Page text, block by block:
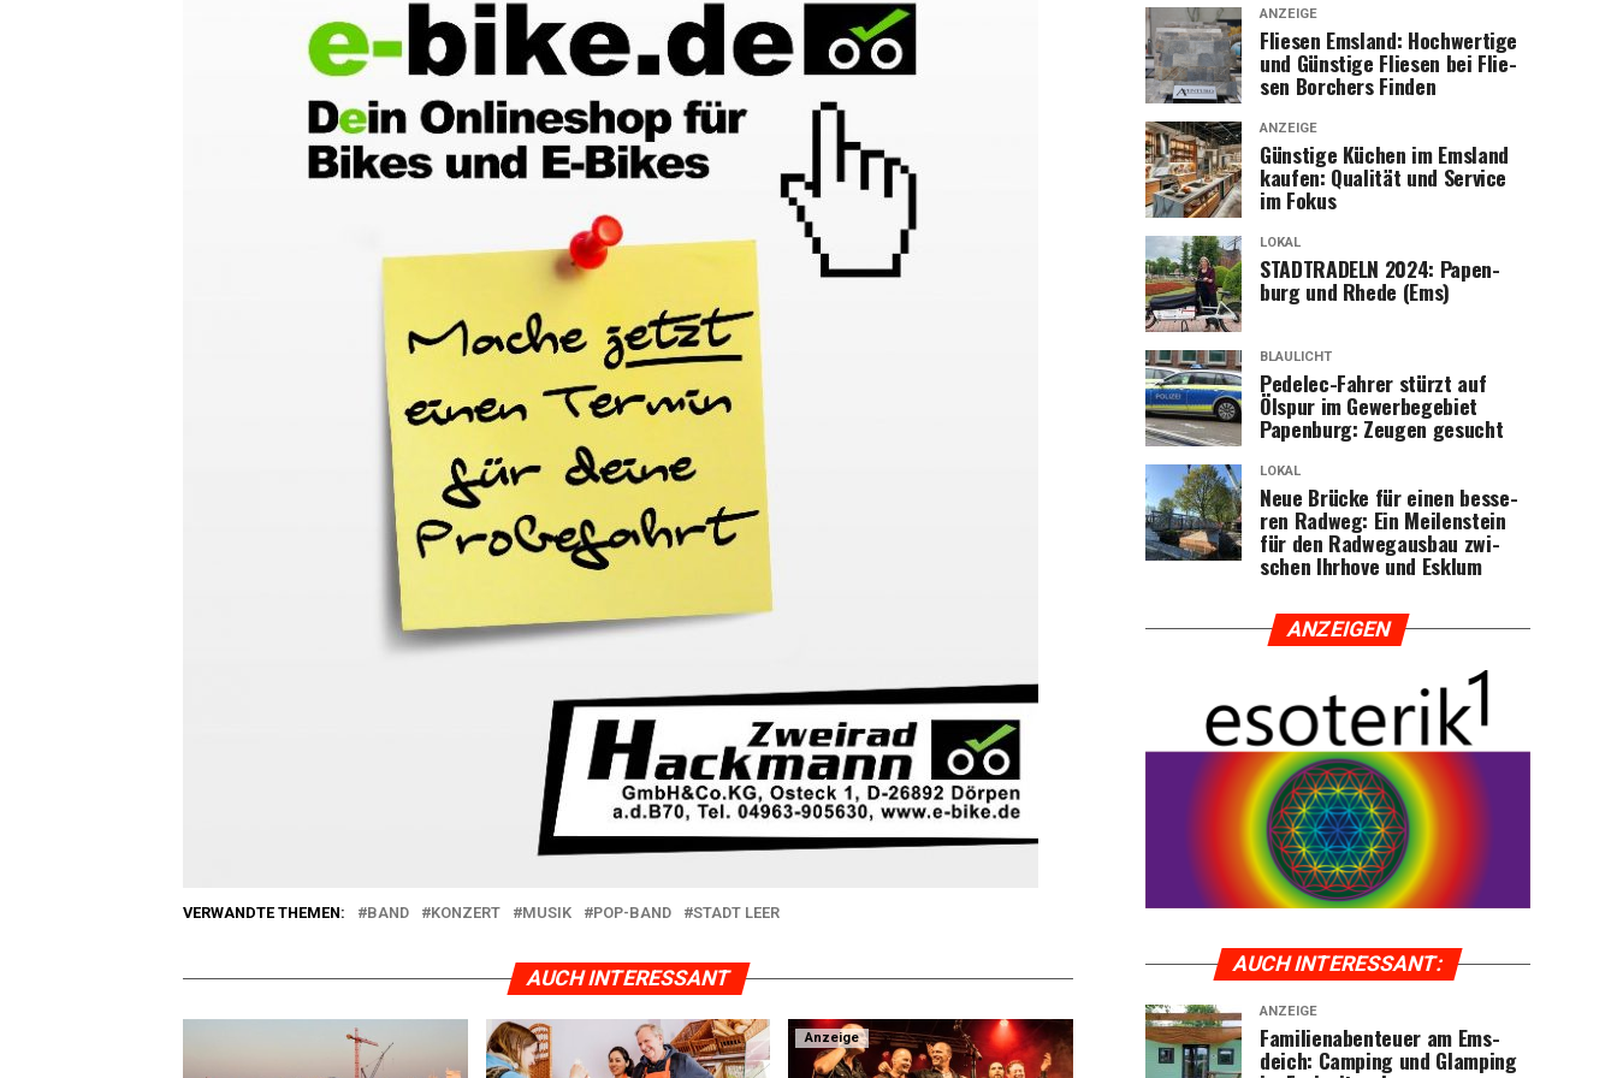
VERWANDTE THEMEN: BAND KONZERT MUSIK POP-BAND STADT LEER
AUCH INTERESSANT
Anzeige
ANZEIGE
Flie­sen Ems­land: Hoch­wer­ti­ge
und Güns­ti­ge Flie­sen bei Flie­
sen Bor­chers Finden
ANZEIGE
Güns­ti­ge Küchen im Ems­land
kau­fen: Qua­li­tät und Ser­vice
im Fokus
LOKAL
STADTRADELN 2024: Papen­
burg und Rhe­de (Ems)
BLAULICHT
Pedelec-Fah­rer stürzt auf
Ölspur im Gewer­be­ge­biet
Papen­burg: Zeu­gen gesucht
LOKAL
Neue Brü­cke für einen bes­se­
ren Rad­weg: Ein Mei­len­stein
für den Rad­weg­aus­bau zwi­
schen Ihr­ho­ve und Esklum
ANZEI­GEN
AUCH INTER­ES­SANT:
ANZEIGE
Fami­li­en­aben­teu­er am Ems­
deich: Cam­ping und Glam­ping